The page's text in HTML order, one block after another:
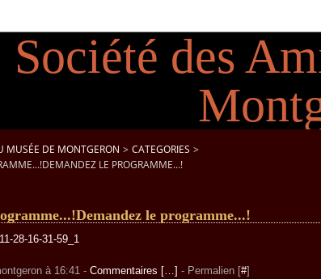
MUSÉE DE MONTGERON > CATEGORIES >
LE PROGRAMME...!
le programme...!
à 16:41 - Commentaires […] - Permalien [#]